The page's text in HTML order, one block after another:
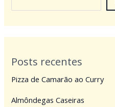
Posts recentes
Pizza de Camarão ao Curry
Almôndegas Caseiras